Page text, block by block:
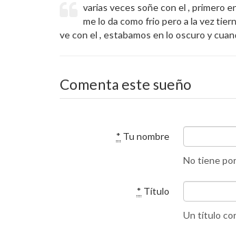
varias veces soñe con el , primero
me lo da como frio pero a la vez
ve con el , estabamos en lo oscuro y
Comenta este sueño
* Tu nombre
No tiene
* Título
Un título